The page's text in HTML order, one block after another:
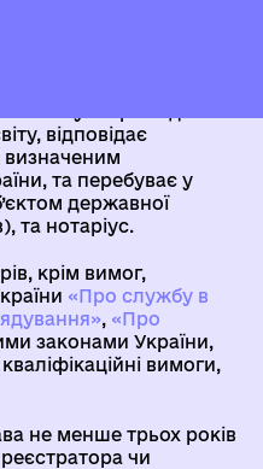
відповідає
визначеним
та перебуває у
державної
та нотаріус.
крім вимог,
«Про службу в
, «Про
законами України,
вимоги,
не менше трьох років
чи